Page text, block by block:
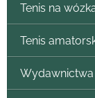
Tenis na
Tenis
Wydawnictwa